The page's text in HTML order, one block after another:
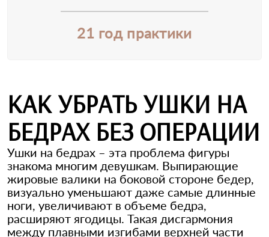
21 год практики
КАК УБРАТЬ УШКИ НА
БЕДРАХ БЕЗ ОПЕРАЦИИ
Ушки на бедрах – эта проблема фигуры
знакома многим девушкам. Выпирающие
жировые валики на боковой стороне бедер,
визуально уменьшают даже самые длинные
ноги, увеличивают в объеме бедра,
расширяют ягодицы. Такая дисгармония
между плавными изгибами верхней части